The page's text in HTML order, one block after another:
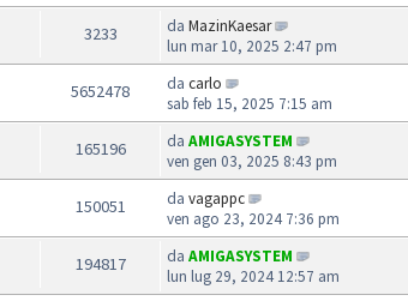
3233 da MazinKaesar
lun mar 10, 2025 2:47 pm
5652478 da carlo
sab feb 15, 2025 7:15 am
165196 da AMIGASYSTEM
ven gen 03, 2025 8:43 pm
150051 da vagappc
ven ago 23, 2024 7:36 pm
194817 da AMIGASYSTEM
lun lug 29, 2024 12:57 am